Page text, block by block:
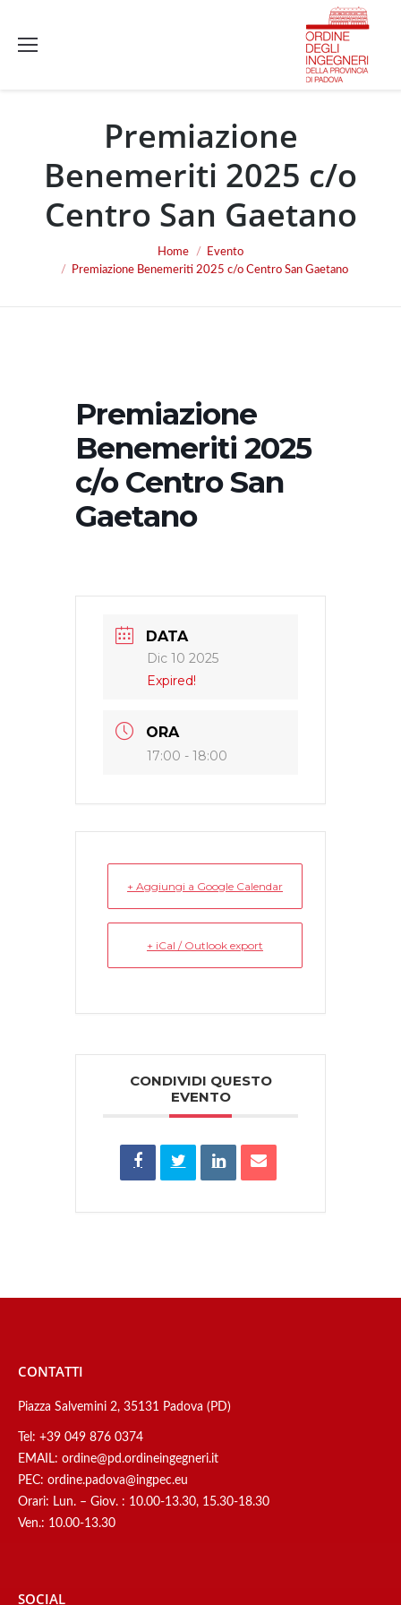
Premiazione
Benemeriti 2025 c/o
Centro San Gaetano
Home
Evento
Premiazione Benemeriti 2025 c/o Centro San Gaetano
Premiazione
Benemeriti 2025
c/o Centro San
Gaetano
DATA
Dic 10 2025
Expired!
ORA
17:00 - 18:00
+ Aggiungi a Google Calendar
+ iCal / Outlook export
CONDIVIDI QUESTO
EVENTO
CONTATTI
Piazza Salvemini 2, 35131 Padova (PD)
Tel: +39 049 876 0374
EMAIL: ordine@pd.ordineingegneri.it
PEC: ordine.padova@ingpec.eu
Orari: Lun. – Giov. : 10.00-13.30, 15.30-18.30
Ven.: 10.00-13.30
SOCIAL